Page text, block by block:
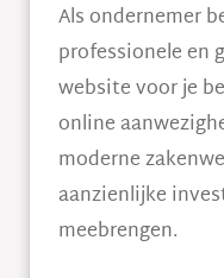
Als ondernemer
professionele en
website voor je
online
moderne
aanzienlijke
meebrengen.